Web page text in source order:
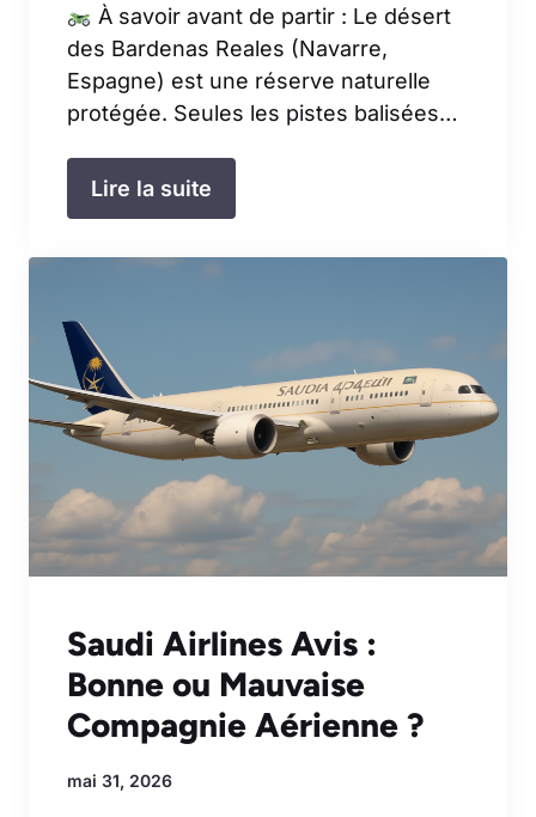
À savoir avant de partir : Le désert
des Bardenas Reales (Navarre,
Espagne) est une réserve naturelle
protégée. Seules les pistes balisées…
Lire la suite
Saudi Airlines Avis :
Bonne ou Mauvaise
Compagnie Aérienne ?
mai 31, 2026